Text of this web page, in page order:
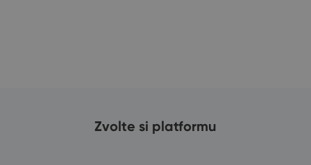
Zvolte si platformu